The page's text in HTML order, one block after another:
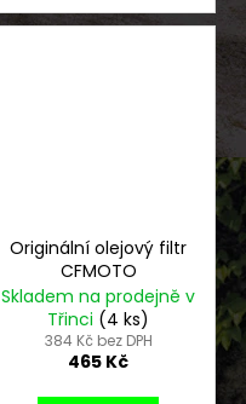
Originální olejový filtr
CFMOTO
Skladem na prodejně v
Třinci (4 ks)
384 Kč bez DPH
465 Kč